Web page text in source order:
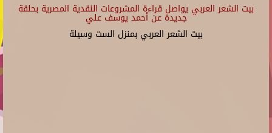
بيت الشعر العربي يواصل قراءة المشروعات النقدية المصرية بحلقة
جديدة عن أحمد يوسف علي
بيت الشعر العربي بمنزل الست وسيلة